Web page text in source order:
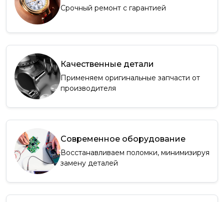
Срочный ремонт с гарантией
Качественные детали
Применяем оригинальные запчасти от
производителя
Современное оборудование
Восстанавливаем поломки, минимизируя
замену деталей